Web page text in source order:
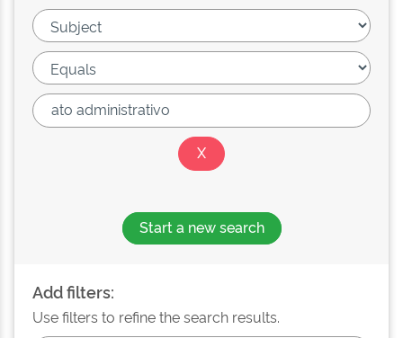
Start a new search
Add filters:
Use filters to refine the search results.